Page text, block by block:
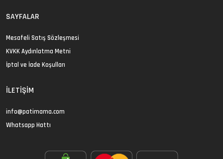
SAYFALAR
Mesafeli Satış Sözleşmesi
KVKK Aydınlatma Metni
İptal ve İade Koşulları
İLETIŞIM
info@patimama.com
Whatsapp Hattı